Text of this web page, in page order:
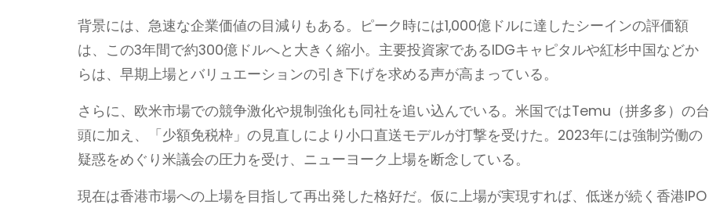
背景には、急速な企業価値の目減りもある。ピーク時には1,000億ドルに達したシーインの評価額
は、この3年間で約300億ドルへと大きく縮小。主要投資家であるIDGキャピタルや紅杉中国などか
らは、早期上場とバリュエーションの引き下げを求める声が高まっている。
さらに、欧米市場での競争激化や規制強化も同社を追い込んでいる。米国ではTemu（拼多多）の台
頭に加え、「少額免税枠」の見直しにより小口直送モデルが打撃を受けた。2023年には強制労働の
疑惑をめぐり米議会の圧力を受け、ニューヨーク上場を断念している。
現在は香港市場への上場を目指して再出発した格好だ。仮に上場が実現すれば、低迷が続く香港IPO